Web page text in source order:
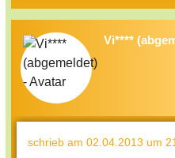
Vi****
schrieb am 02.04.2013 um